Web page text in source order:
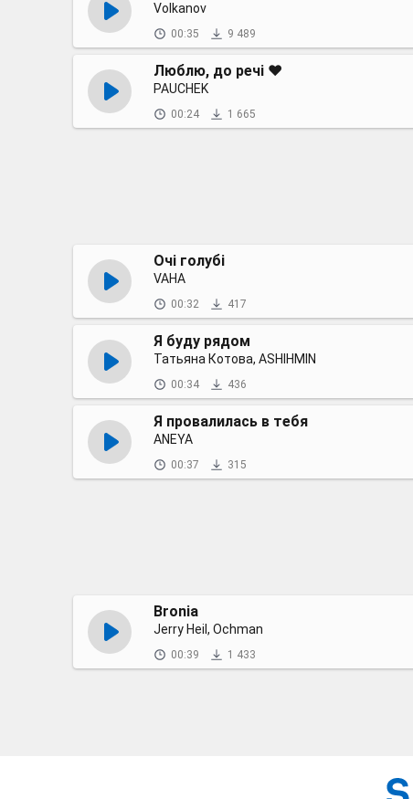
Volkanov
00:35 9 489
Люблю, до речі ❤️
PAUCHEK
00:24 1 665
Очі голубі
VAHA
00:32 417
Я буду рядом
Татьяна Котова, ASHIHMIN
00:34 436
Я провалилась в тебя
ANEYA
00:37 315
Bronia
Jerry Heil, Ochman
00:39 1 433